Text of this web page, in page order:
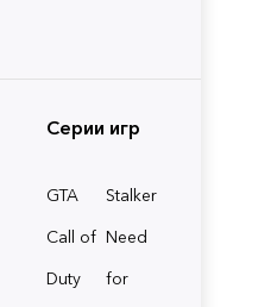
Серии игр
GTA
Stalker
Call of
Duty
Need
for